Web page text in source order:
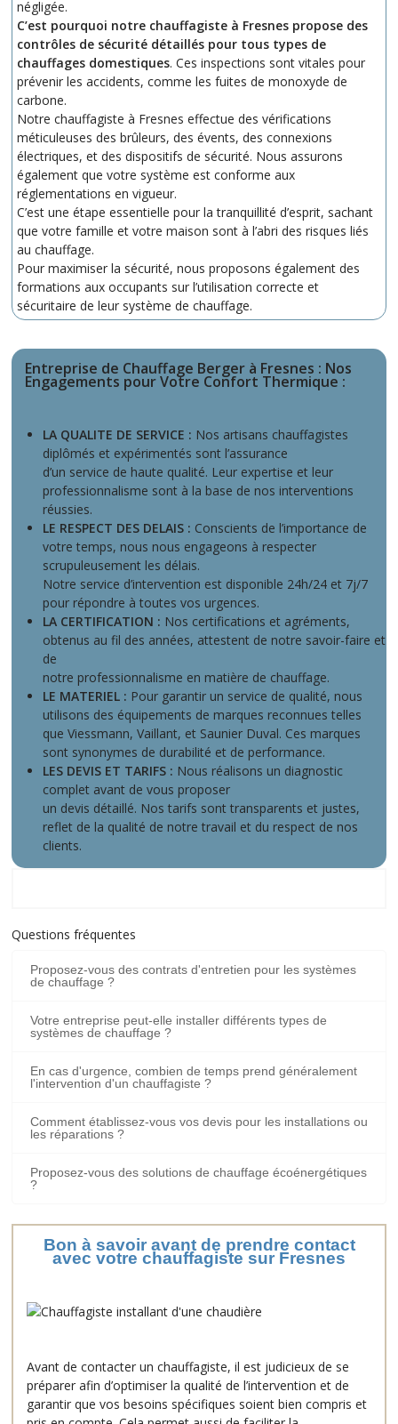
négligée.
C’est pourquoi notre chauffagiste à Fresnes propose des
contrôles de sécurité détaillés pour tous types de
chauffages domestiques. Ces inspections sont vitales pour
prévenir les accidents, comme les fuites de monoxyde de
carbone.
Notre chauffagiste à Fresnes effectue des vérifications
méticuleuses des brûleurs, des évents, des connexions
électriques, et des dispositifs de sécurité. Nous assurons
également que votre système est conforme aux
réglementations en vigueur.
C’est une étape essentielle pour la tranquillité d’esprit, sachant
que votre famille et votre maison sont à l’abri des risques liés
au chauffage.
Pour maximiser la sécurité, nous proposons également des
formations aux occupants sur l’utilisation correcte et
sécuritaire de leur système de chauffage.
Entreprise de Chauffage Berger à Fresnes : Nos
Engagements pour Votre Confort Thermique :
LA QUALITE DE SERVICE : Nos artisans chauffagistes
diplômés et expérimentés sont l’assurance
d’un service de haute qualité. Leur expertise et leur
professionnalisme sont à la base de nos interventions
réussies.
LE RESPECT DES DELAIS : Conscients de l’importance de
votre temps, nous nous engageons à respecter
scrupuleusement les délais.
Notre service d’intervention est disponible 24h/24 et 7j/7
pour répondre à toutes vos urgences.
LA CERTIFICATION : Nos certifications et agréments,
obtenus au fil des années, attestent de notre savoir-faire et
de
notre professionnalisme en matière de chauffage.
LE MATERIEL : Pour garantir un service de qualité, nous
utilisons des équipements de marques reconnues telles
que Viessmann, Vaillant, et Saunier Duval. Ces marques
sont synonymes de durabilité et de performance.
LES DEVIS ET TARIFS : Nous réalisons un diagnostic
complet avant de vous proposer
un devis détaillé. Nos tarifs sont transparents et justes,
reflet de la qualité de notre travail et du respect de nos
clients.
Questions fréquentes
Proposez-vous des contrats d'entretien pour les systèmes
de chauffage ?
Votre entreprise peut-elle installer différents types de
systèmes de chauffage ?
En cas d'urgence, combien de temps prend généralement
l'intervention d'un chauffagiste ?
Comment établissez-vous vos devis pour les installations ou
les réparations ?
Proposez-vous des solutions de chauffage écoénergétiques
?
Bon à savoir avant de prendre contact
avec votre chauffagiste sur Fresnes
Avant de contacter un chauffagiste, il est judicieux de se
préparer afin d’optimiser la qualité de l’intervention et de
garantir que vos besoins spécifiques soient bien compris et